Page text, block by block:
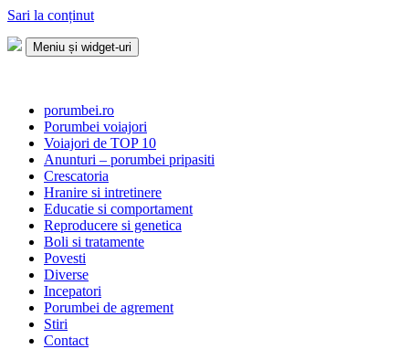
Sari la conținut
Meniu și widget-uri
porumbei.ro
Porumbei voiajori
Voiajori de TOP 10
Anunturi – porumbei pripasiti
Crescatoria
Hranire si intretinere
Educatie si comportament
Reproducere si genetica
Boli si tratamente
Povesti
Diverse
Incepatori
Porumbei de agrement
Stiri
Contact